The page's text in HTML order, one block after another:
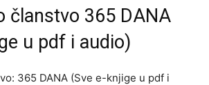
članstvo 365 DANA
u pdf i audio)
365 DANA (Sve e-knjige u pdf i